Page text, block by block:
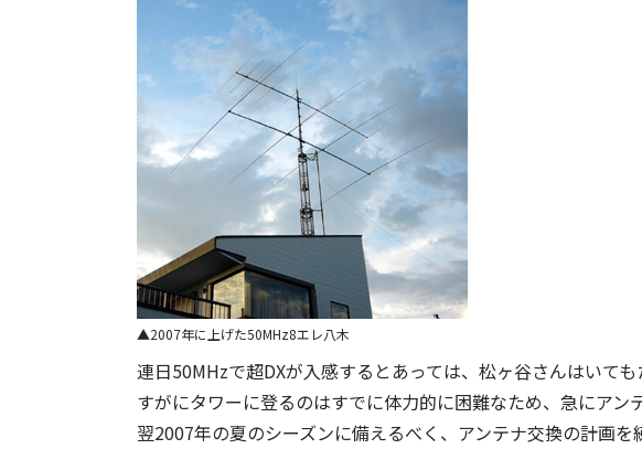
2007年に上げた50MHz8エレ八木
連日50MHzで超DXが入感するとあっては、松ヶ谷さんはいて
すがにタワーに登るのはすでに体力的に困難なため、急にアン
翌2007年の夏のシーズンに備えるべく、アンテナ交換の計画